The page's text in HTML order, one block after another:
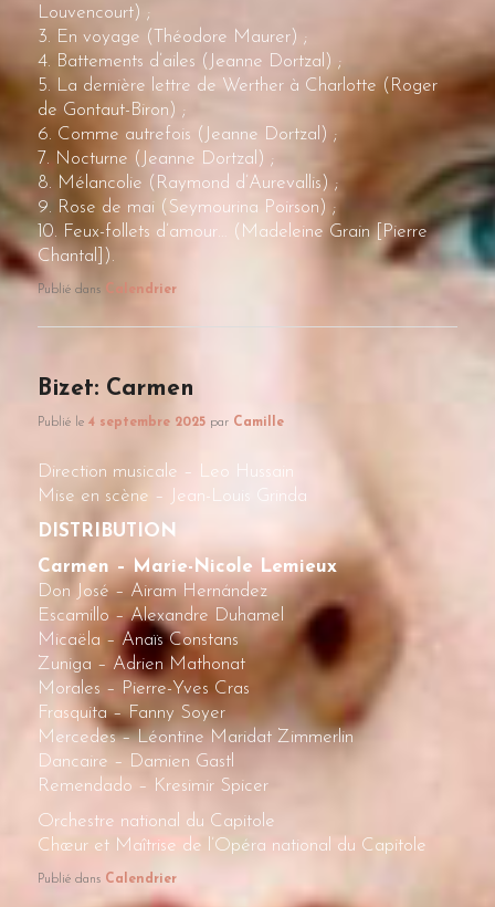
Louvencourt) ;
3. En voyage (Théodore Maurer) ;
4. Battements d’ailes (Jeanne Dortzal) ;
5. La dernière lettre de Werther à Charlotte (Roger
de Gontaut-Biron) ;
6. Comme autrefois (Jeanne Dortzal) ;
7. Nocturne (Jeanne Dortzal) ;
8. Mélancolie (Raymond d’Aurevallis) ;
9. Rose de mai (Seymourina Poirson) ;
10. Feux-follets d’amour… (Madeleine Grain [Pierre
Chantal]).
Publié dans Calendrier
Bizet: Carmen
Publié le4 septembre 2025 par Camille
Direction musicale – Leo Hussain
Mise en scène – Jean-Louis Grinda
DISTRIBUTION
Carmen – Marie-Nicole Lemieux
Don José – Airam Hernández
Escamillo – Alexandre Duhamel
Micaëla – Anaïs Constans
Zuniga – Adrien Mathonat
Morales – Pierre-Yves Cras
Frasquita – Fanny Soyer
Mercedes – Léontine Maridat Zimmerlin
Dancaire – Damien Gastl
Remendado – Kresimir Spicer
Orchestre national du Capitole
Chœur et Maîtrise de l’Opéra national du Capitole
Publié dans Calendrier